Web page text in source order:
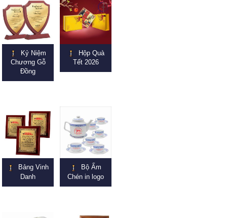
Kỷ Niệm
Chương Gỗ
Đồng
Hộp Quà
Tết 2026
Bảng Vinh
Danh
Bộ Ấm
Chén in logo